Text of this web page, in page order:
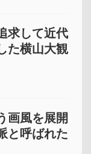
求して近代
た横山大観
画風を展開
と呼ばれた